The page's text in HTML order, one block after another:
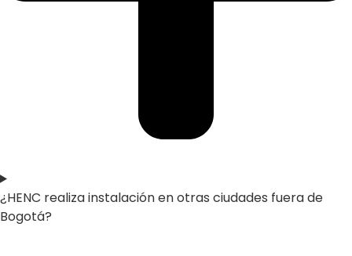
¿HENC realiza instalación en otras ciudades fuera de
Bogotá?